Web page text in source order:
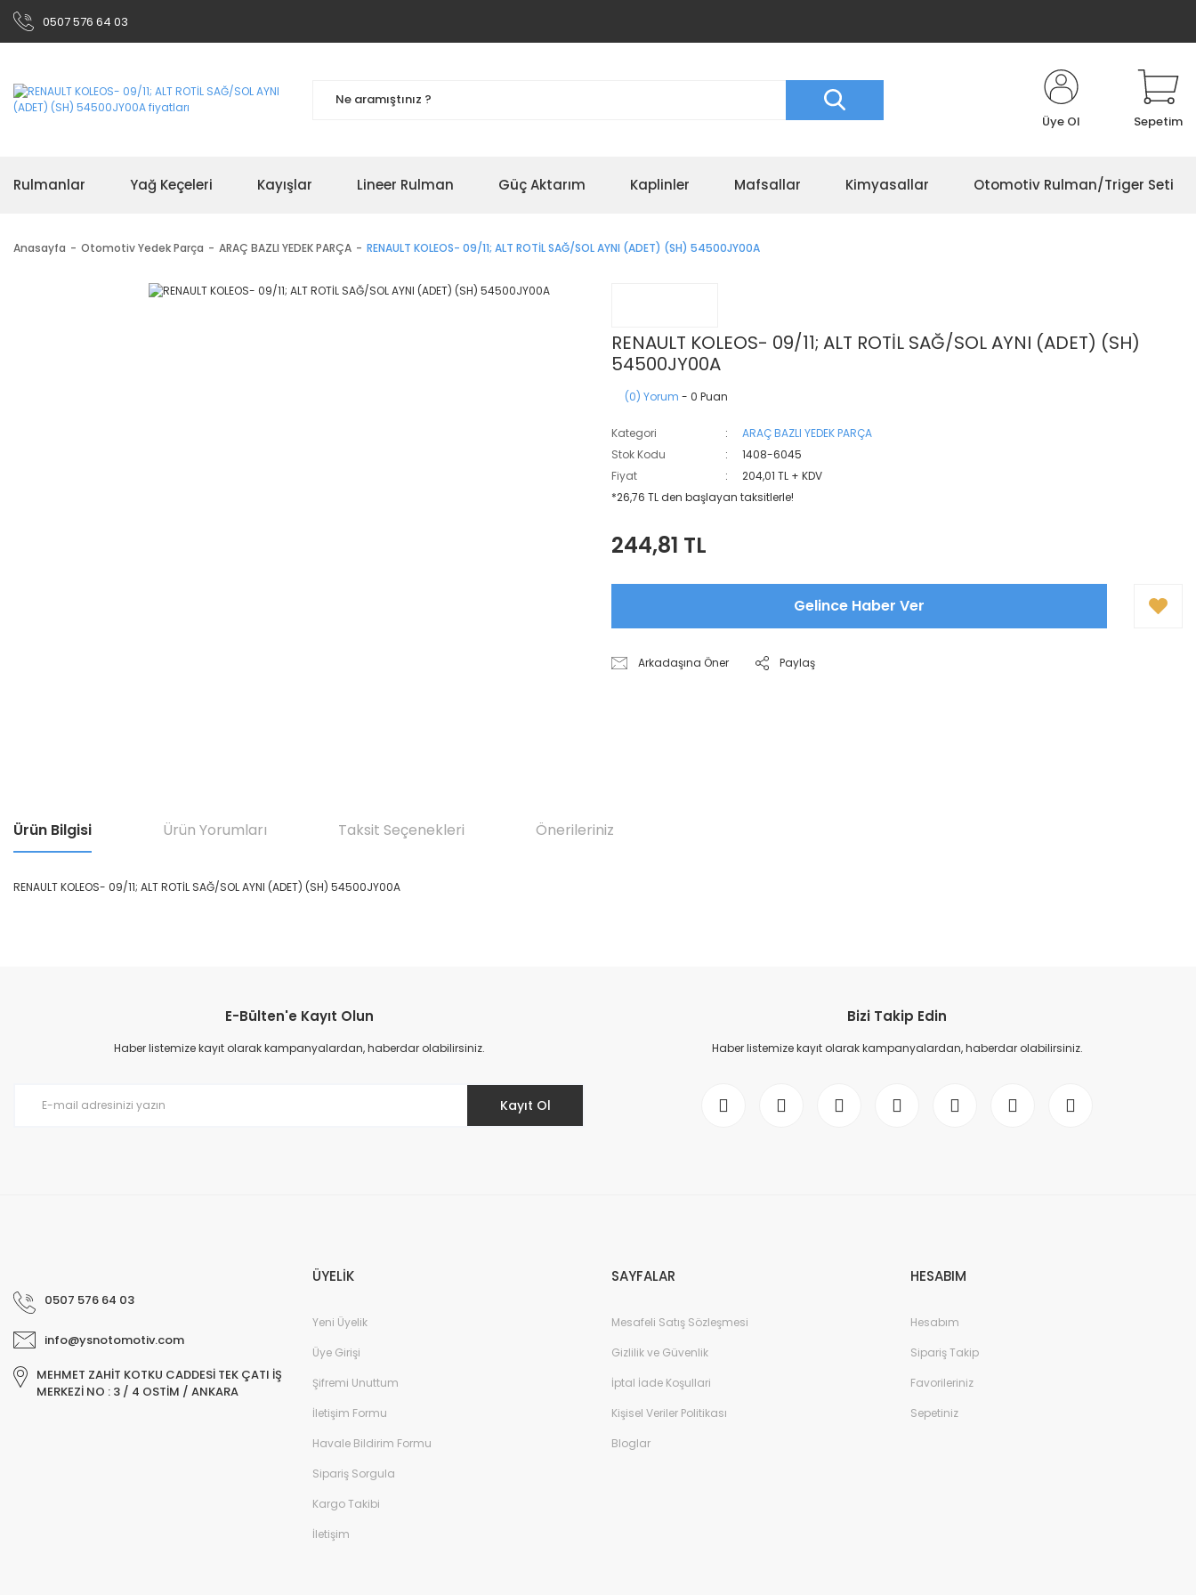
0507 576 64 03
Üye Ol Sepetim
Rulmanlar Yağ Keçeleri Kayışlar Lineer Rulman Güç Aktarım Kaplinler Mafsallar Kimyasallar Otomotiv Rulman/Triger Seti
Anasayfa Otomotiv Yedek Parça ARAÇ BAZLI YEDEK PARÇA RENAULT KOLEOS- 09/11; ALT ROTİL SAĞ/SOL AYNI (ADET) (SH) 54500JY00A
RENAULT KOLEOS- 09/11; ALT ROTİL SAĞ/SOL AYNI (ADET) (SH)
54500JY00A
(0) Yorum - 0 Puan
Kategori
ARAÇ BAZLI YEDEK PARÇA
Stok Kodu
1408-6045
Fiyat
204,01 TL + KDV
*26,76 TL den başlayan taksitlerle!
244,81 TL
Gelince Haber Ver
Arkadaşına Öner Paylaş
Ürün Bilgisi Ürün Yorumları Taksit Seçenekleri Önerileriniz
RENAULT KOLEOS- 09/11; ALT ROTİL SAĞ/SOL AYNI (ADET) (SH) 54500JY00A
Ürün resmi kalitesiz, bozuk veya görüntülenemiyor.
Ürün açıklamasında eksik bilgiler bulunuyor.
E-Bülten'e Kayıt Olun
Haber listemize kayıt olarak kampanyalardan, haberdar olabilirsiniz.
Kayıt Ol
Bizi Takip Edin
Haber listemize kayıt olarak kampanyalardan, haberdar olabilirsiniz.
0507 576 64 03
info@ysnotomotiv.com
MEHMET ZAHİT KOTKU CADDESİ TEK ÇATI İŞ
MERKEZİ NO : 3 / 4 OSTİM / ANKARA
ÜYELİK
Yeni Üyelik
Üye Girişi
Şifremi Unuttum
İletişim Formu
Havale Bildirim Formu
Sipariş Sorgula
Kargo Takibi
İletişim
SAYFALAR
Mesafeli Satış Sözleşmesi
Gizlilik ve Güvenlik
İptal İade Koşullari
Kişisel Veriler Politikası
Bloglar
HESABIM
Hesabım
Sipariş Takip
Favorileriniz
Sepetiniz